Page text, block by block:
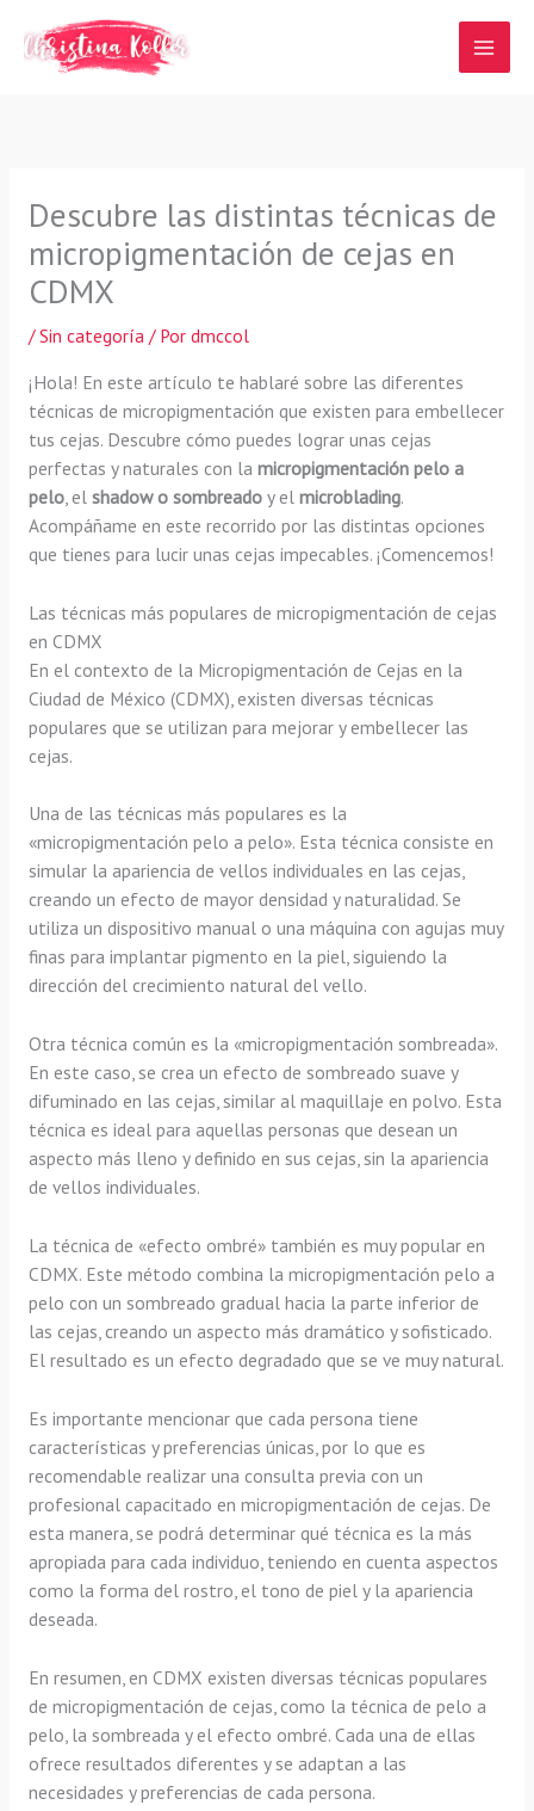
contenido
Descubre las distintas técnicas de
micropigmentación de cejas en
CDMX
/Sin categoría/ Por dmccol
¡Hola! En este artículo te hablaré sobre las diferentes
técnicas de micropigmentación que existen para embellecer
tus cejas. Descubre cómo puedes lograr unas cejas
perfectas y naturales con la micropigmentación pelo a
pelo, el shadow o sombreadoy el microblading.
Acompáñame en este recorrido por las distintas opciones
que tienes para lucir unas cejas impecables. ¡Comencemos!
Las técnicas más populares de micropigmentación de cejas
en CDMX
En el contexto de la Micropigmentación de Cejas en la
Ciudad de México (CDMX), existen diversas técnicas
populares que se utilizan para mejorar y embellecer las
cejas.
Una de las técnicas más populares es la
«micropigmentación pelo a pelo». Esta técnica consiste en
simular la apariencia de vellos individuales en las cejas,
creando un efecto de mayor densidad y naturalidad. Se
utiliza un dispositivo manual o una máquina con agujas muy
finas para implantar pigmento en la piel, siguiendo la
dirección del crecimiento natural del vello.
Otra técnica común es la «micropigmentación sombreada».
En este caso, se crea un efecto de sombreado suave y
difuminado en las cejas, similar al maquillaje en polvo. Esta
técnica es ideal para aquellas personas que desean un
aspecto más lleno y definido en sus cejas, sin la apariencia
de vellos individuales.
La técnica de «efecto ombré» también es muy popular en
CDMX. Este método combina la micropigmentación pelo a
pelo con un sombreado gradual hacia la parte inferior de
las cejas, creando un aspecto más dramático y sofisticado.
El resultado es un efecto degradado que se ve muy natural.
Es importante mencionar que cada persona tiene
características y preferencias únicas, por lo que es
recomendable realizar una consulta previa con un
profesional capacitado en micropigmentación de cejas. De
esta manera, se podrá determinar qué técnica es la más
apropiada para cada individuo, teniendo en cuenta aspectos
como la forma del rostro, el tono de piel y la apariencia
deseada.
En resumen, en CDMX existen diversas técnicas populares
de micropigmentación de cejas, como la técnica de pelo a
pelo, la sombreada y el efecto ombré. Cada una de ellas
ofrece resultados diferentes y se adaptan a las
necesidades y preferencias de cada persona.